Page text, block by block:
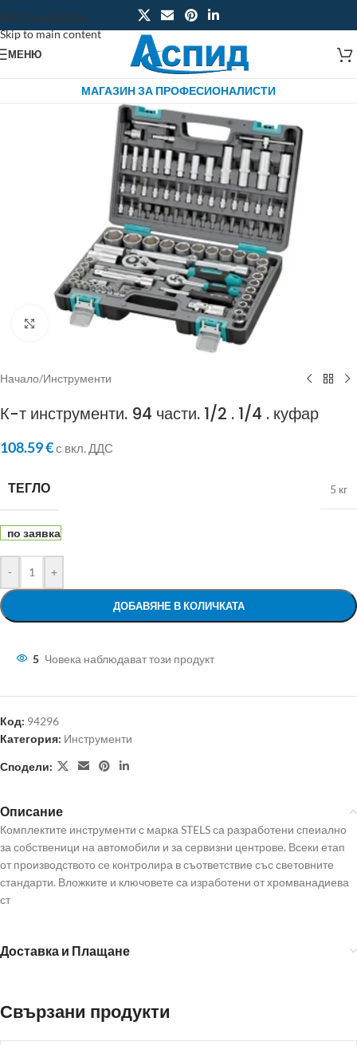
Skip to navigation
Skip to main content
МЕНЮ
МАГАЗИН ЗА ПРОФЕСИОНАЛИСТИ
Click to enlarge
Начало/Инструменти
К-т инструменти. 94 части. 1/2 . 1/4 . куфар
108.59€с вкл. ДДС
ТЕГЛО 5 кг
по заявка
- +
ДОБАВЯНЕ В КОЛИЧКАТА
5 Човека наблюдават този продукт
Код: 94296
Категория: Инструменти
Сподели:
Описание
Комплектите инструменти с марка STELS са разработени спеиално
за собственици на автомобили и за сервизни центрове. Всеки етап
от производството се контролира в съответствие със световните
стандарти. Вложките и ключовете са изработени от хромванадиева
ст
Доставка и Плащане
Свързани продукти